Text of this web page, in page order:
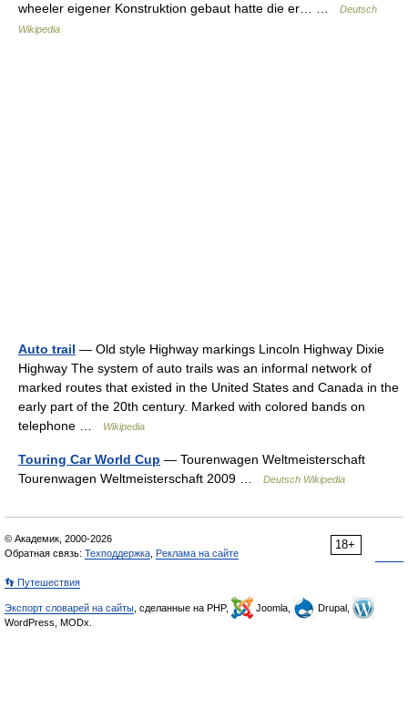
wheeler eigener Konstruktion gebaut hatte die er… …
Deutsch
Wikipedia
Auto trail — Old style Highway markings Lincoln Highway Dixie
Highway The system of auto trails was an informal network of
marked routes that existed in the United States and Canada in the
early part of the 20th century. Marked with colored bands on
telephone …
Wikipedia
Touring Car World Cup — Tourenwagen Weltmeisterschaft
Tourenwagen Weltmeisterschaft 2009 …
Deutsch Wikipedia
18+
© Академик, 2000-2026
Обратная связь: Техподдержка Реклама на сайте
👣 Путешествия
Экспорт словарей на сайты , сделанные на PHP, Joomla,
Drupal,
WordPress, MODx.